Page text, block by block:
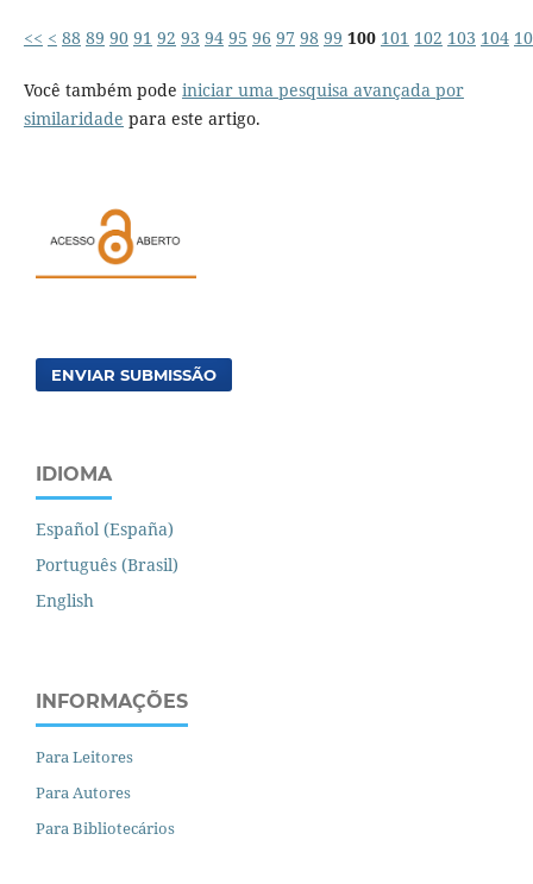
<< < 88 89 90 91 92 93 94 95 96 97 98 99 100 101 102 103 104
Você também pode iniciar uma pesquisa avançada por
similaridade para este artigo.
ENVIAR SUBMISSÃO
IDIOMA
Español (España)
Português (Brasil)
English
INFORMAÇÕES
Para Leitores
Para Autores
Para Bibliotecários